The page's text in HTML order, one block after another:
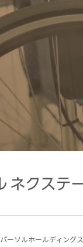
パーソルホールディングス